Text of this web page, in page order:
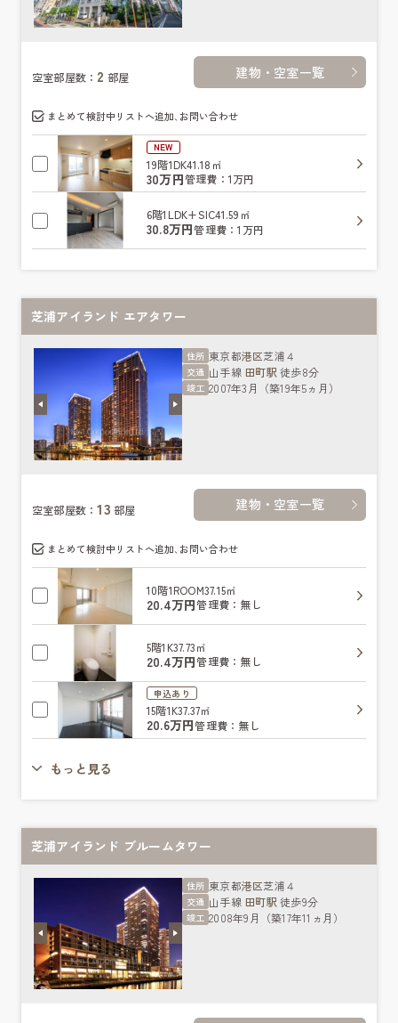
空室部屋数： 2 部屋 建物・空室一覧
まとめて検討中リストへ追加､お問い合わせ
NEW
19階1DK41.18㎡
30万円管理費：1万円
6階1LDK+SIC41.59㎡
30.8万円管理費：1万円
芝浦アイランド エアタワー
住所 東京都港区芝浦４
交通 山手線 田町駅 徒歩8分
竣工 2007年3月（築19年5ヵ月）
空室部屋数：13 部屋 建物・空室一覧
まとめて検討中リストへ追加､お問い合わせ
10階1ROOM37.15㎡
20.4万円管理費：無し
5階1K37.73㎡
20.4万円管理費：無し
申込あり
15階1K37.37㎡
20.6万円管理費：無し
もっと見る
芝浦アイランド ブルームタワー
住所 東京都港区芝浦４
交通 山手線 田町駅 徒歩9分
竣工 2008年9月（築17年11ヵ月）